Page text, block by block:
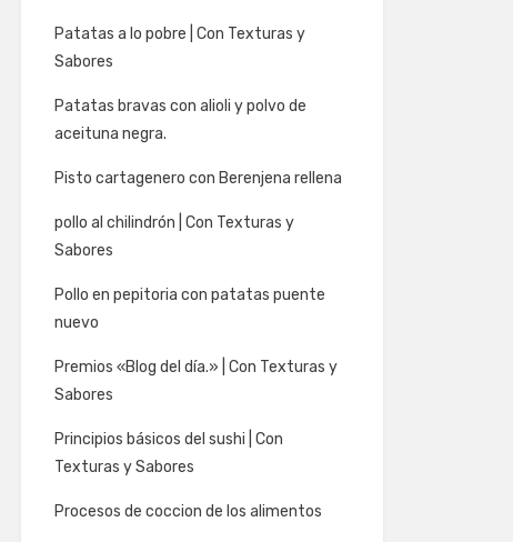
Patatas a lo pobre | Con Texturas y
Sabores
Patatas bravas con alioli y polvo de
aceituna negra.
Pisto cartagenero con Berenjena rellena
pollo al chilindrón | Con Texturas y
Sabores
Pollo en pepitoria con patatas puente
nuevo
Premios «Blog del día.» | Con Texturas y
Sabores
Principios básicos del sushi | Con
Texturas y Sabores
Procesos de coccion de los alimentos